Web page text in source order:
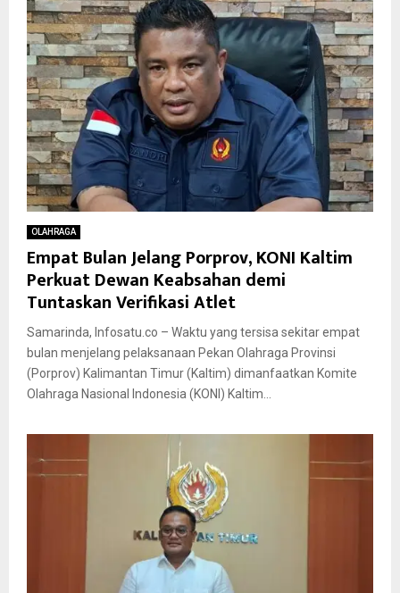
OLAHRAGA
Empat Bulan Jelang Porprov, KONI Kaltim
Perkuat Dewan Keabsahan demi
Tuntaskan Verifikasi Atlet
Samarinda, Infosatu.co – Waktu yang tersisa sekitar empat
bulan menjelang pelaksanaan Pekan Olahraga Provinsi
(Porprov) Kalimantan Timur (Kaltim) dimanfaatkan Komite
Olahraga Nasional Indonesia (KONI) Kaltim...